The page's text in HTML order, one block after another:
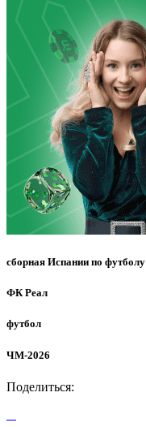
сборная Испании по футболу
ФК Реал
футбол
ЧМ-2026
Поделиться: